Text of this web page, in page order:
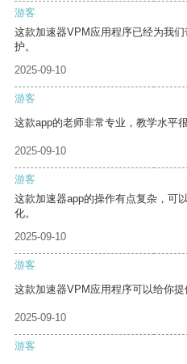
游客
这款加速器VPM应用程序已经为我
护。
2025-09-10
游客
这款app的老师非常专业，教学水平
2025-09-10
游客
这款加速器app的操作有点复杂，可
化。
2025-09-10
游客
这款加速器VPM应用程序可以给你提
2025-09-10
游客